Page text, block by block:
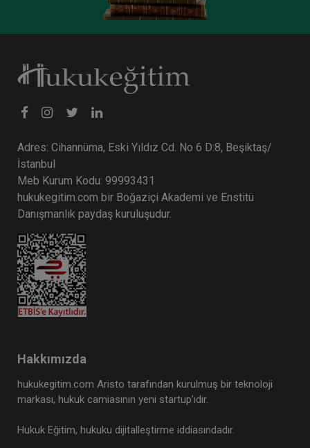
Adres: Cihannüma, Eski Yıldız Cd. No 6 D:8, Beşiktaş/
İstanbul
Meb Kurum Kodu: 99993431
hukukegitim.com bir Boğaziçi Akademi ve Enstitü
Danışmanlık paydaş kuruluşudur.
Hakkımızda
hukukegitim.com Aristo tarafından kurulmuş bir teknoloji
markası, hukuk camiasının yeni startup’ıdır.
Hukuk Eğitim, hukuku dijitalleştirme iddiasındadır.